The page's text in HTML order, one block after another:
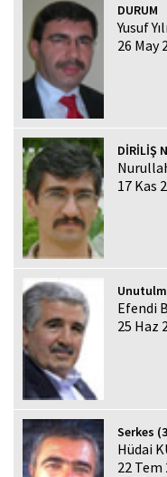
DURUM
Yusuf
26 May
DİRİLİŞ
17 Kas
Efendi
25 Haz
Serkes
Hüdai
22 Tem